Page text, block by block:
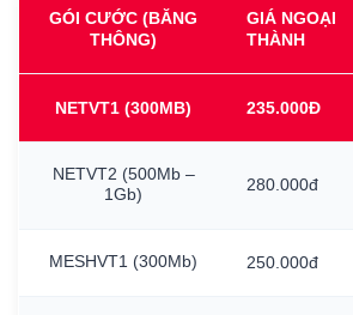
GÓI CƯỚC (BĂNG
THÔNG)
GIÁ NGOẠI
THÀNH
NETVT1 (300MB) 235.000Đ
NETVT2 (500Mb –
1Gb)
280.000đ
MESHVT1 (300Mb) 250.000đ